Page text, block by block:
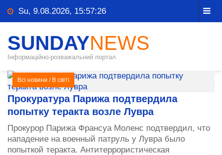
Su, 9.08.2026, 15:57:26
SUNDAYNEWS
Інформаційно-розважальний портал
Всі новини / В світі
Прокуратура Парижа подтвердила
попытку теракта возле Лувра
Прокурор Парижа Франсуа Моленс подтвердил, что
нападение на военный патруль у Лувра было
попыткой теракта. Антитеррористическая